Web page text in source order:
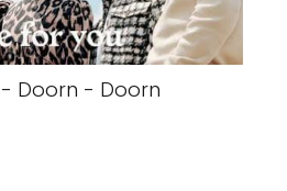
Doorn - Doorn